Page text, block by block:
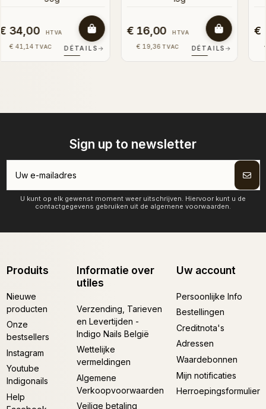
→
€ 34,00 HTVA
€ 41,14 TVAC DÉTAILS →
€ 16,00 HTVA
€ 19,36 TVAC DÉTAILS
Sign up to newsletter
U kunt op elk gewenst moment weer uitschrijven. Hiervoor kunt u de
contactgegevens gebruiken uit de algemene voorwaarden.
Produits
Nieuwe
producten
Onze
bestsellers
Instagram
Youtube
Indigonails
Help
Informatie over
utiles
Verzending, Tarieven
en Levertijden -
Indigo Nails België
Wettelijke
vermeldingen
Algemene
Verkoopvoorwaarden
Veilige betaling
Uw account
Persoonlijke Info
Bestellingen
Creditnota's
Adressen
Waardebonnen
Mijn notificaties
Herroepingsformulier